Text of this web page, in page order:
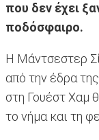
που δεν έχει
ποδόσφαιρο.
Η Μάντσεστερ
από την έδρα
στη Γουέστ Χαμ
το νήμα και τη